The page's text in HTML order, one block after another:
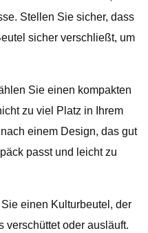
Stellen Sie sicher, dass
sicher verschließt, um
Sie einen kompakten
zu viel Platz in Ihrem
einem Design, das gut
passt und leicht zu
einen Kulturbeutel, der
verschüttet oder ausläuft.